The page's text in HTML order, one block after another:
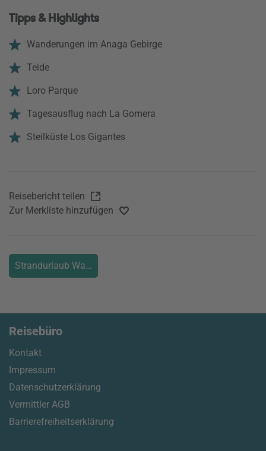
Tipps & Highlights
Wanderungen im Anaga Gebirge
Teide
Loro Parque
Tagesausflug nach La Gomera
Steilküste Los Gigantes
Reisebericht teilen
Zur Merkliste hinzufügen
Strandurlaub Wanderurlaub Aktivurlaub
Reisebüro
Kontakt
Impressum
Datenschutzerklärung
Vermittler AGB
Barrierefreiheitserklärung